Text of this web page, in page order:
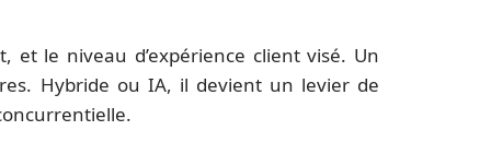
et le niveau d’expérience client visé. Un
Hybride ou IA, il devient un levier de